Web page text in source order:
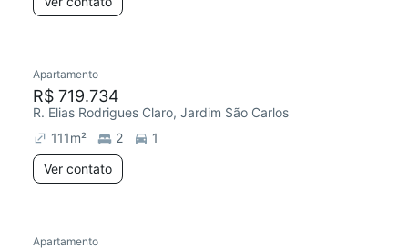
Apartamento
R$ 719.734
R. Elias Rodrigues Claro, Jardim São Carlos
111m² 2
1
Ver contato
Apartamento